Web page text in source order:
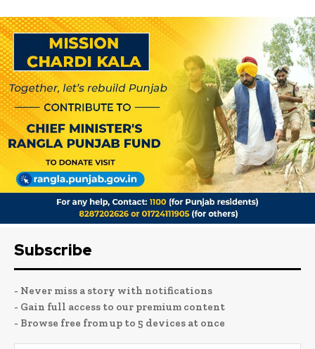
Subscribe
- Never miss a story with notifications
- Gain full access to our premium content
- Browse free from up to 5 devices at once